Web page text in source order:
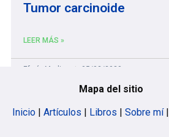
Tumor carcinoide
LEER MÁS »
Efraín Medina 05/03/2020
Mapa del sitio
Inicio | Artículos | Libros | Sobre mí|